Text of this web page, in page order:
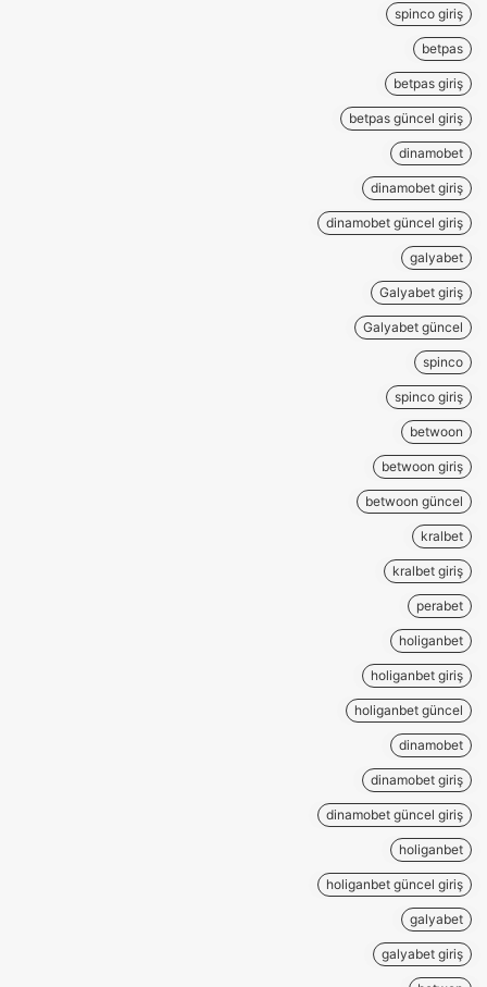
spinco giriş
betpas
betpas giriş
betpas güncel giriş
dinamobet
dinamobet giriş
dinamobet güncel giriş
galyabet
Galyabet giriş
Galyabet güncel
spinco
spinco giriş
betwoon
betwoon giriş
betwoon güncel
kralbet
kralbet giriş
perabet
holiganbet
holiganbet giriş
holiganbet güncel
dinamobet
dinamobet giriş
dinamobet güncel giriş
holiganbet
holiganbet güncel giriş
galyabet
galyabet giriş